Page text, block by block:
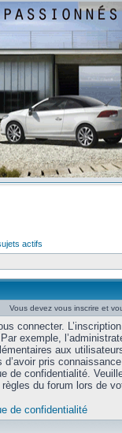
actifs
Vous devez vous inscrire et
connecter.
exemple,
aux
pris
de confidentialité.
du forum lors de
de confidentialité